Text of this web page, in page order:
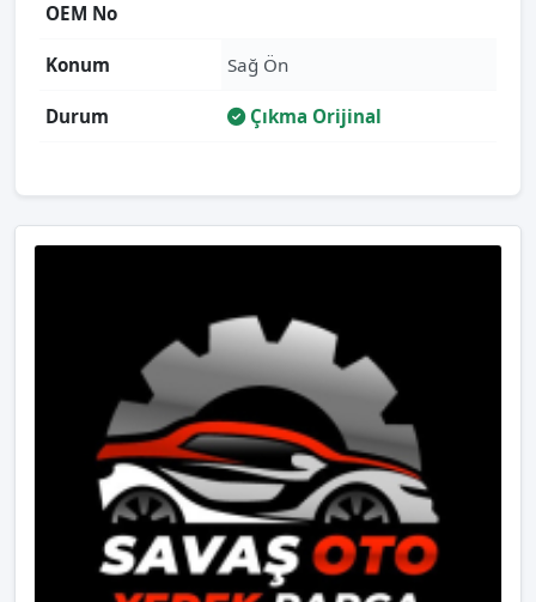
OEM No
Konum Sağ Ön
Durum Çıkma Orijinal